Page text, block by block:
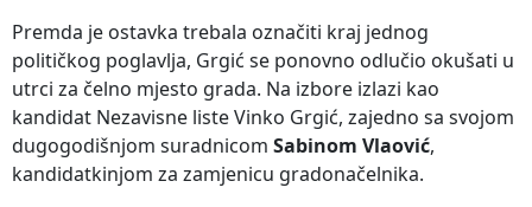
Premda je ostavka trebala označiti kraj jednog
političkog poglavlja, Grgić se ponovno odlučio okušati u
utrci za čelno mjesto grada. Na izbore izlazi kao
kandidat Nezavisne liste Vinko Grgić, zajedno sa svojom
dugogodišnjom suradnicom Sabinom Vlaović,
kandidatkinjom za zamjenicu gradonačelnika.